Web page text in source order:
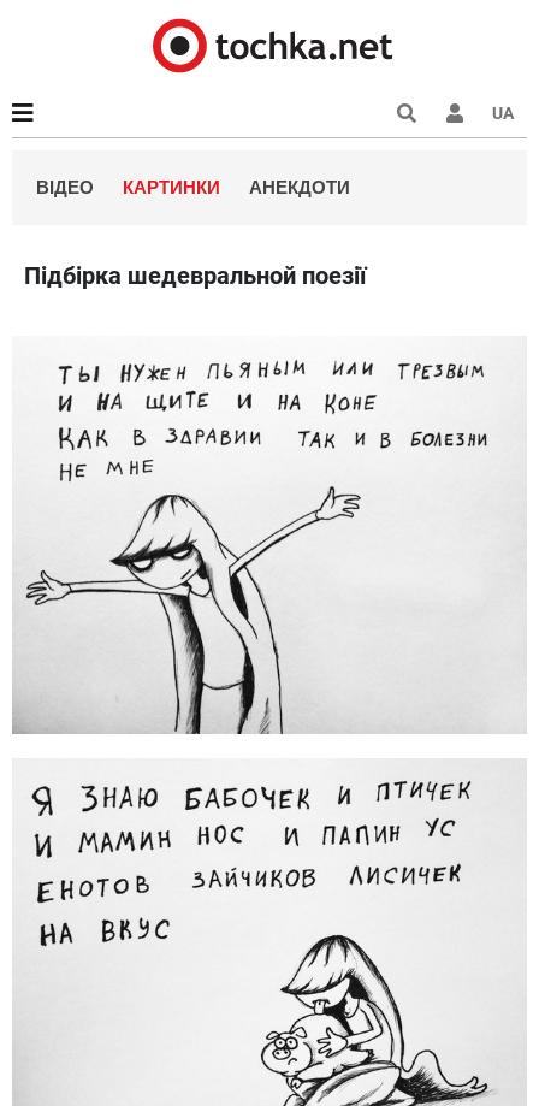
UA
ВІДЕО КАРТИНКИ АНЕКДОТИ
Підбірка шедевральной поезії